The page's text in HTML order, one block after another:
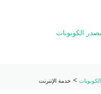
> خدمة الإنترنت